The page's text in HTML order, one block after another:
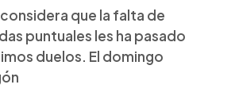
que la falta de
puntuales les ha pasado
duelos. El domingo